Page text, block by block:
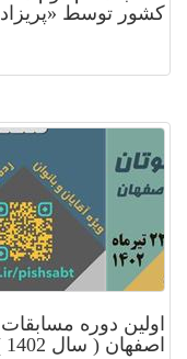
کشور توسط
اولین دوره
اصفهان ( سال 1402 )